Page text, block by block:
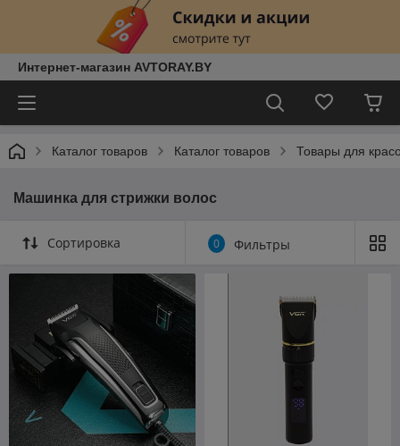
Интернет-магазин AVTORAY.BY
Каталог товаров Каталог товаров Товары для
Машинка для стрижки волос
Сортировка 0 Фильтры